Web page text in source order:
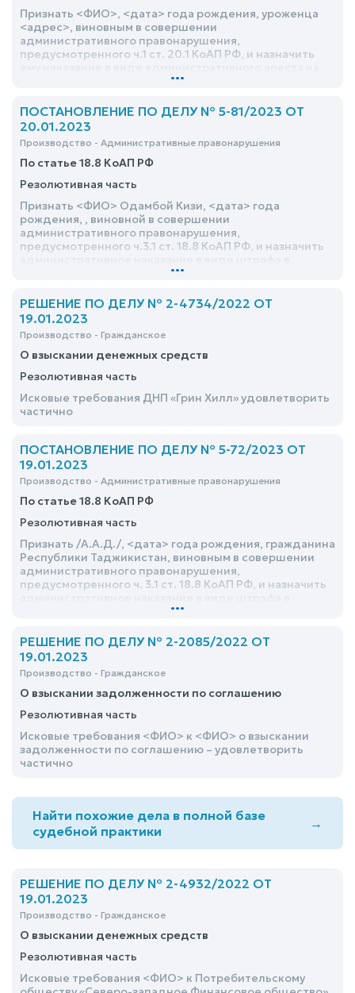
Признать <ФИО>, <дата> года рождения, уроженца
<адрес>, виновным в совершении
административного правонарушения,
предусмотренного ч.1 ст. 20.1 КоАП РФ, и назначить
...
ПОСТАНОВЛЕНИЕ ПО ДЕЛУ № 5-81/2023 ОТ
20.01.2023
Производство - Административные правонарушения
По статье 18.8 КоАП РФ
Резолютивная часть
Признать <ФИО> Одамбой Кизи, <дата> года
рождения, , виновной в совершении
административного правонарушения,
предусмотренного ч.3.1 ст. 18.8 КоАП РФ, и назначить
размере 5000 (пяти тысяч) рублей без
Российской Федерации
...
РЕШЕНИЕ ПО ДЕЛУ № 2-4734/2022 ОТ
19.01.2023
Производство - Гражданское
О взыскании денежных средств
Резолютивная часть
Исковые требования ДНП «Грин Хилл» удовлетворить
частично
ПОСТАНОВЛЕНИЕ ПО ДЕЛУ № 5-72/2023 ОТ
19.01.2023
Производство - Административные правонарушения
По статье 18.8 КоАП РФ
Резолютивная часть
Признать /А.А.Д./, <дата> года рождения, гражданина
Республики Таджикистан, виновным в совершении
административного правонарушения,
предусмотренного ч. 3.1 ст. 18.8 КоАП РФ, и назначить
размере 5000 (пяти тысяч) рублей с
Российской Федерации
...
РЕШЕНИЕ ПО ДЕЛУ № 2-2085/2022 ОТ
19.01.2023
Производство - Гражданское
О взыскании задолженности по соглашению
Резолютивная часть
Исковые требования <ФИО> к <ФИО> о взыскании
задолженности по соглашению – удовлетворить
частично
Найти похожие дела в полной базе
судебной практики
→
РЕШЕНИЕ ПО ДЕЛУ № 2-4932/2022 ОТ
19.01.2023
Производство - Гражданское
О взыскании денежных средств
Резолютивная часть
Исковые требования <ФИО> к Потребительскому